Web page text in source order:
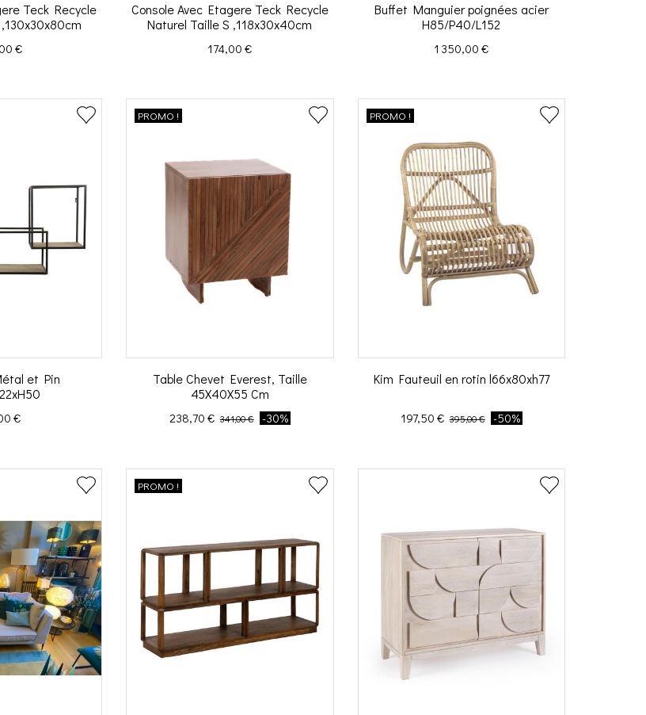
Teck Recycle
€
Console Avec Etagere Teck Recycle
Naturel Taille S ,118x30x40cm
Prix
174,00 €
Buffet Manguier poignées acier
H85/P40/L152
Prix
1 350,00 €
et Pin
€
PROMO !
Table Chevet Everest, Taille
45X40X55 Cm
Prix
238,70 € Prix de base
341,00 € -30%
PROMO !
Kim Fauteuil en rotin l66x80xh77
Prix
197,50 € Prix de base
395,00 € -50%
PROMO !